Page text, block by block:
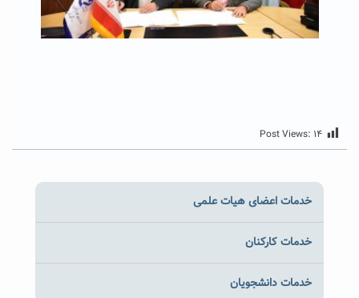
Post Views: ۱۴
خدمات اعضای هیات علمی
خدمات کارکنان
خدمات دانشجویان